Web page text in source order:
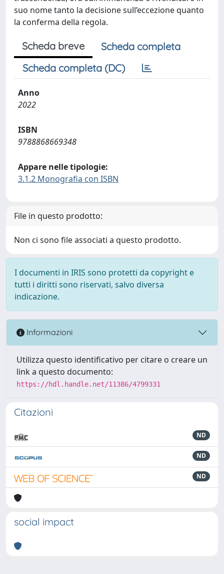
suo nome tanto la decisione sull’eccezione quanto
la conferma della regola.
Scheda breve
Scheda completa
Scheda completa (DC)
Anno
2022
ISBN
9788868669348
Appare nelle tipologie:
3.1.2 Monografia con ISBN
File in questo prodotto:
Non ci sono file associati a questo prodotto.
I documenti in IRIS sono protetti da copyright e
tutti i diritti sono riservati, salvo diversa
indicazione.
Informazioni
Utilizza questo identificativo per citare o creare un
link a questo documento:
https://hdl.handle.net/11386/4799331
Citazioni
ND
ND
ND
social impact